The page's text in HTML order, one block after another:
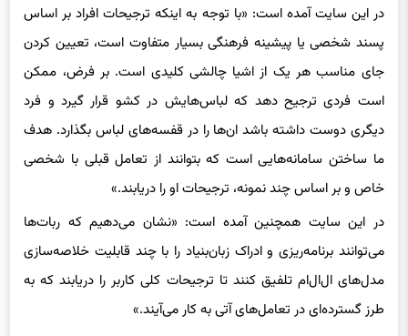
پسند شخصی یا پیشینه فرهنگی بسیار متفاوت است، تعیین کردن
جای مناسب هر یک از اشیا چالشی کلیدی است. بر فرض، ممکن
است فردی ترجیح دهد که لباس‌هایش در کشو قرار گیرد و فرد
دیگری دوست داشته باشد ان‌ها را در قفسه‌های لباس بگذارد. هدف
ما ساختن سامانه‌هایی است که بتوانند از تعامل قبلی با شخصی
خاص و بر اساس چند نمونه، ترجیحات او را دریابند.»
در این سایت همچنین آمده است: «نشان می‌دهیم که ربات‌ها
می‌توانند برنامه‌ریزی و ادراک زبان‌بنیاد را با چند قابلیت خلاصه‌سازی
مدل‌های ال‌ال‌ام تلفیق کنند تا ترجیحات کلی کاربر را دریابند که به
طرز گسترده‌ای در تعامل‌های آتی به کار می‌آیند.»